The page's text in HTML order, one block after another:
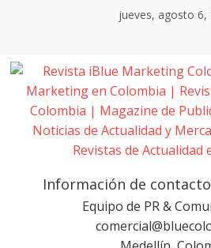
jueves, agosto 6,
Revista
iBlue
Marketing
Información de
Equipo de PR &